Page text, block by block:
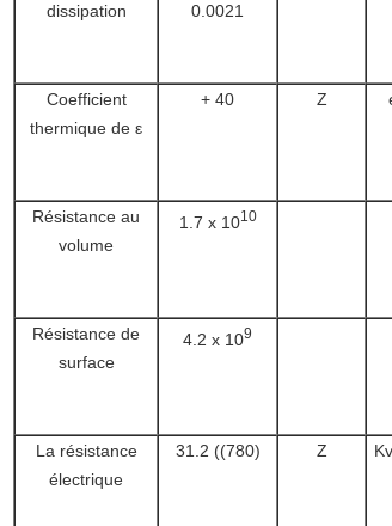
dissipation
0.0021
Coefficient
thermique de ε
+ 40 Z
Résistance au
volume
1.7 x 1010
Résistance de
surface
4.2 x 109
La résistance
électrique
31.2 ((780) Z